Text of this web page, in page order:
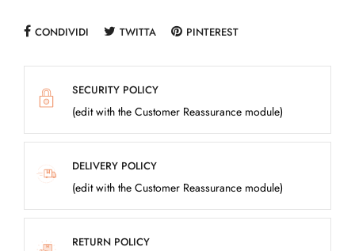
CONDIVIDI TWITTA PINTEREST
SECURITY POLICY
(edit with the Customer Reassurance module)
DELIVERY POLICY
(edit with the Customer Reassurance module)
RETURN POLICY